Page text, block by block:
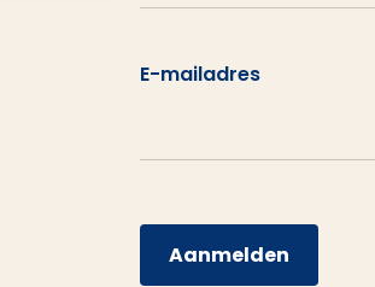
E-mailadres
Aanmelden